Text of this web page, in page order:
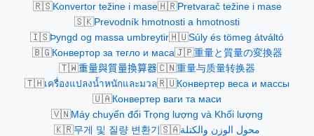
🇷🇸Konvertor težine i mase🇭🇷Pretvarač težine i mase
🇸🇰Prevodník hmotnosti a hmotnosti
🇮🇸Þyngd og massa umbreytir🇭🇺Súly és tömeg átváltó
🇧🇬Конвертор за тегло и маса🇯🇵重量と質量の変換器
🇹🇼重量與質量換算器🇨🇳重量与质量转换器
🇹🇭เครื่องแปลงน้ำหนักและมวล🇷🇺Конвертер веса и массы
🇺🇦Конвертер ваги та маси
🇻🇳Máy chuyển đổi Trọng lượng và Khối lượng
🇰🇷무게 및 질량 변환기 🇸🇦محول الوزن والكتلة